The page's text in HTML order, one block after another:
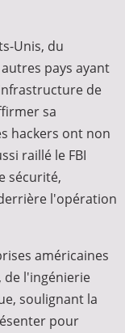
Unis, du
pays ayant
de
sa
hackers ont non
raillé le FBI
sécurité,
l'opération
américaines
de l'ingénierie
soulignant la
pour